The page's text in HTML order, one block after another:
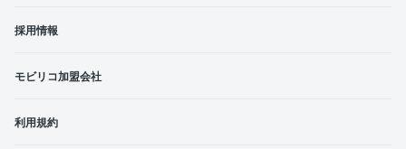
採用情報
モビリコ加盟会社
利用規約